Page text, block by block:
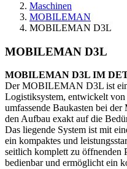
Maschinen
MOBILEMAN
MOBILEMAN D3L
MOBILEMAN D3L
MOBILEMAN D3L IM
Der MOBILEMAN D3L ist
Logistiksystem, entwickelt
umfassende Baukasten bei
den Aufbau exakt auf die
Das liegende System ist mit
ein kompaktes und
seitlich komplett zu öffnenden
bedienbar und ermöglicht ein